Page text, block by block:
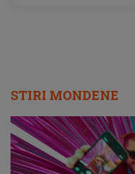
STIRI MONDENE